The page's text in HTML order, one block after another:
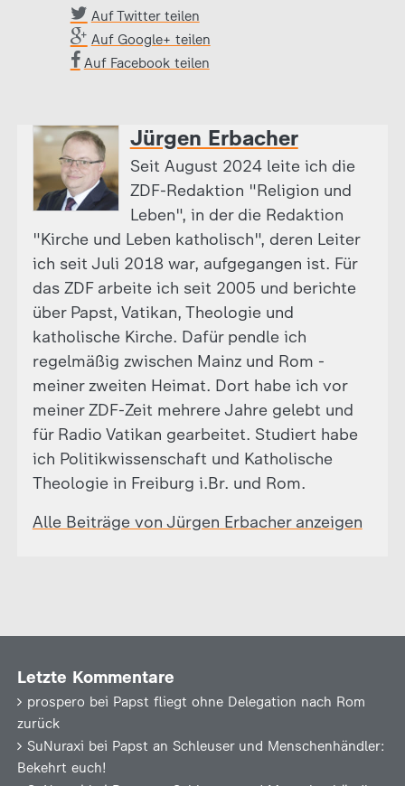
Auf Twitter teilen
Auf Google+ teilen
Auf Facebook teilen
Jürgen Erbacher
Seit August 2024 leite ich die
ZDF-Redaktion "Religion und
Leben", in der die Redaktion
"Kirche und Leben katholisch", deren Leiter
ich seit Juli 2018 war, aufgegangen ist. Für
das ZDF arbeite ich seit 2005 und berichte
über Papst, Vatikan, Theologie und
katholische Kirche. Dafür pendle ich
regelmäßig zwischen Mainz und Rom -
meiner zweiten Heimat. Dort habe ich vor
meiner ZDF-Zeit mehrere Jahre gelebt und
für Radio Vatikan gearbeitet. Studiert habe
ich Politikwissenschaft und Katholische
Theologie in Freiburg i.Br. und Rom.
Alle Beiträge von Jürgen Erbacher anzeigen
Letzte Kommentare
prospero bei Papst fliegt ohne Delegation nach Rom
zurück
SuNuraxi bei Papst an Schleuser und Menschenhändler:
Bekehrt euch!